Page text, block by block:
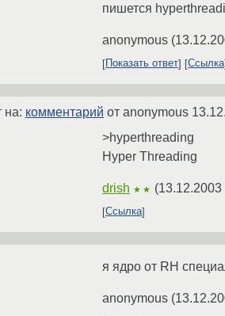
пишется
anonymous (
Показать ответ Ссылка
на: комментарий от anonymous
>hyperthreading
Hyper Threading
drish ★★ (
Ссылка
я ядро от RH
anonymous (